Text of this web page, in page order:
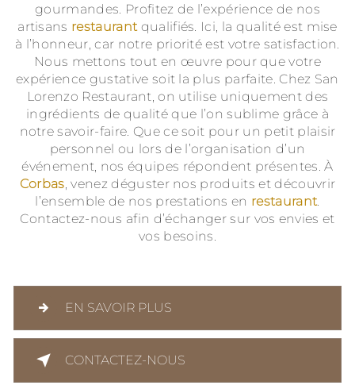
gourmandes. Profitez de l’expérience de nos
artisans restaurantqualifiés. Ici, la qualité est mise
à l’honneur, car notre priorité est votre satisfaction.
Nous mettons tout en œuvre pour que votre
expérience gustative soit la plus parfaite. Chez San
Lorenzo Restaurant, on utilise uniquement des
ingrédients de qualité que l’on sublime grâce à
notre savoir-faire. Que ce soit pour un petit plaisir
personnel ou lors de l’organisation d’un
événement, nos équipes répondent présentes. À
Corbas, venez déguster nos produits et découvrir
l’ensemble de nos prestations en restaurant.
Contactez-nous afin d’échanger sur vos envies et
vos besoins.
EN SAVOIR PLUS
CONTACTEZ-NOUS